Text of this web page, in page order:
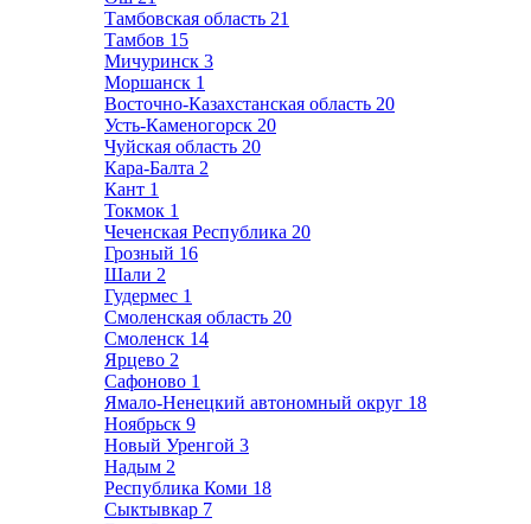
Тамбовская область 21
Тамбов 15
Мичуринск 3
Моршанск 1
Восточно-Казахстанская область 20
Усть-Каменогорск 20
Чуйская область 20
Кара-Балта 2
Кант 1
Токмок 1
Чеченская Республика 20
Грозный 16
Шали 2
Гудермес 1
Смоленская область 20
Смоленск 14
Ярцево 2
Сафоново 1
Ямало-Ненецкий автономный округ 18
Ноябрьск 9
Новый Уренгой 3
Надым 2
Республика Коми 18
Сыктывкар 7